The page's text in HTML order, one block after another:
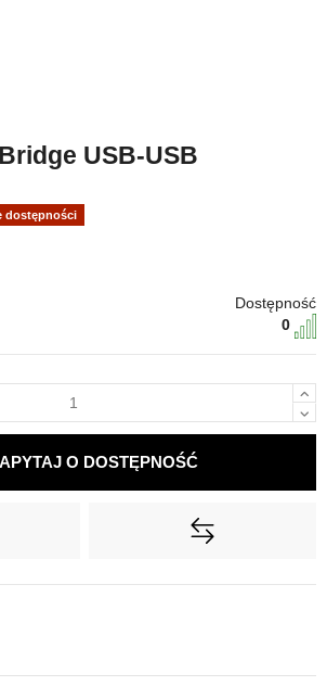
USB-USB
dostępności
Dostępność
0
O DOSTĘPNOŚĆ